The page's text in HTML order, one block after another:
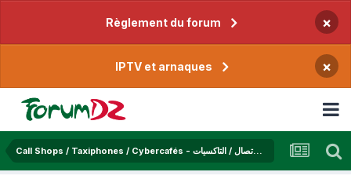
Règlement du forum ×
IPTV et arnaques ×
Call Shops / Taxiphones / Cybercafés - مقهى الانترنت محلات الاتصال / التاكسيات